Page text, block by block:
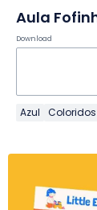
Aula
Download
Azul Coloridos